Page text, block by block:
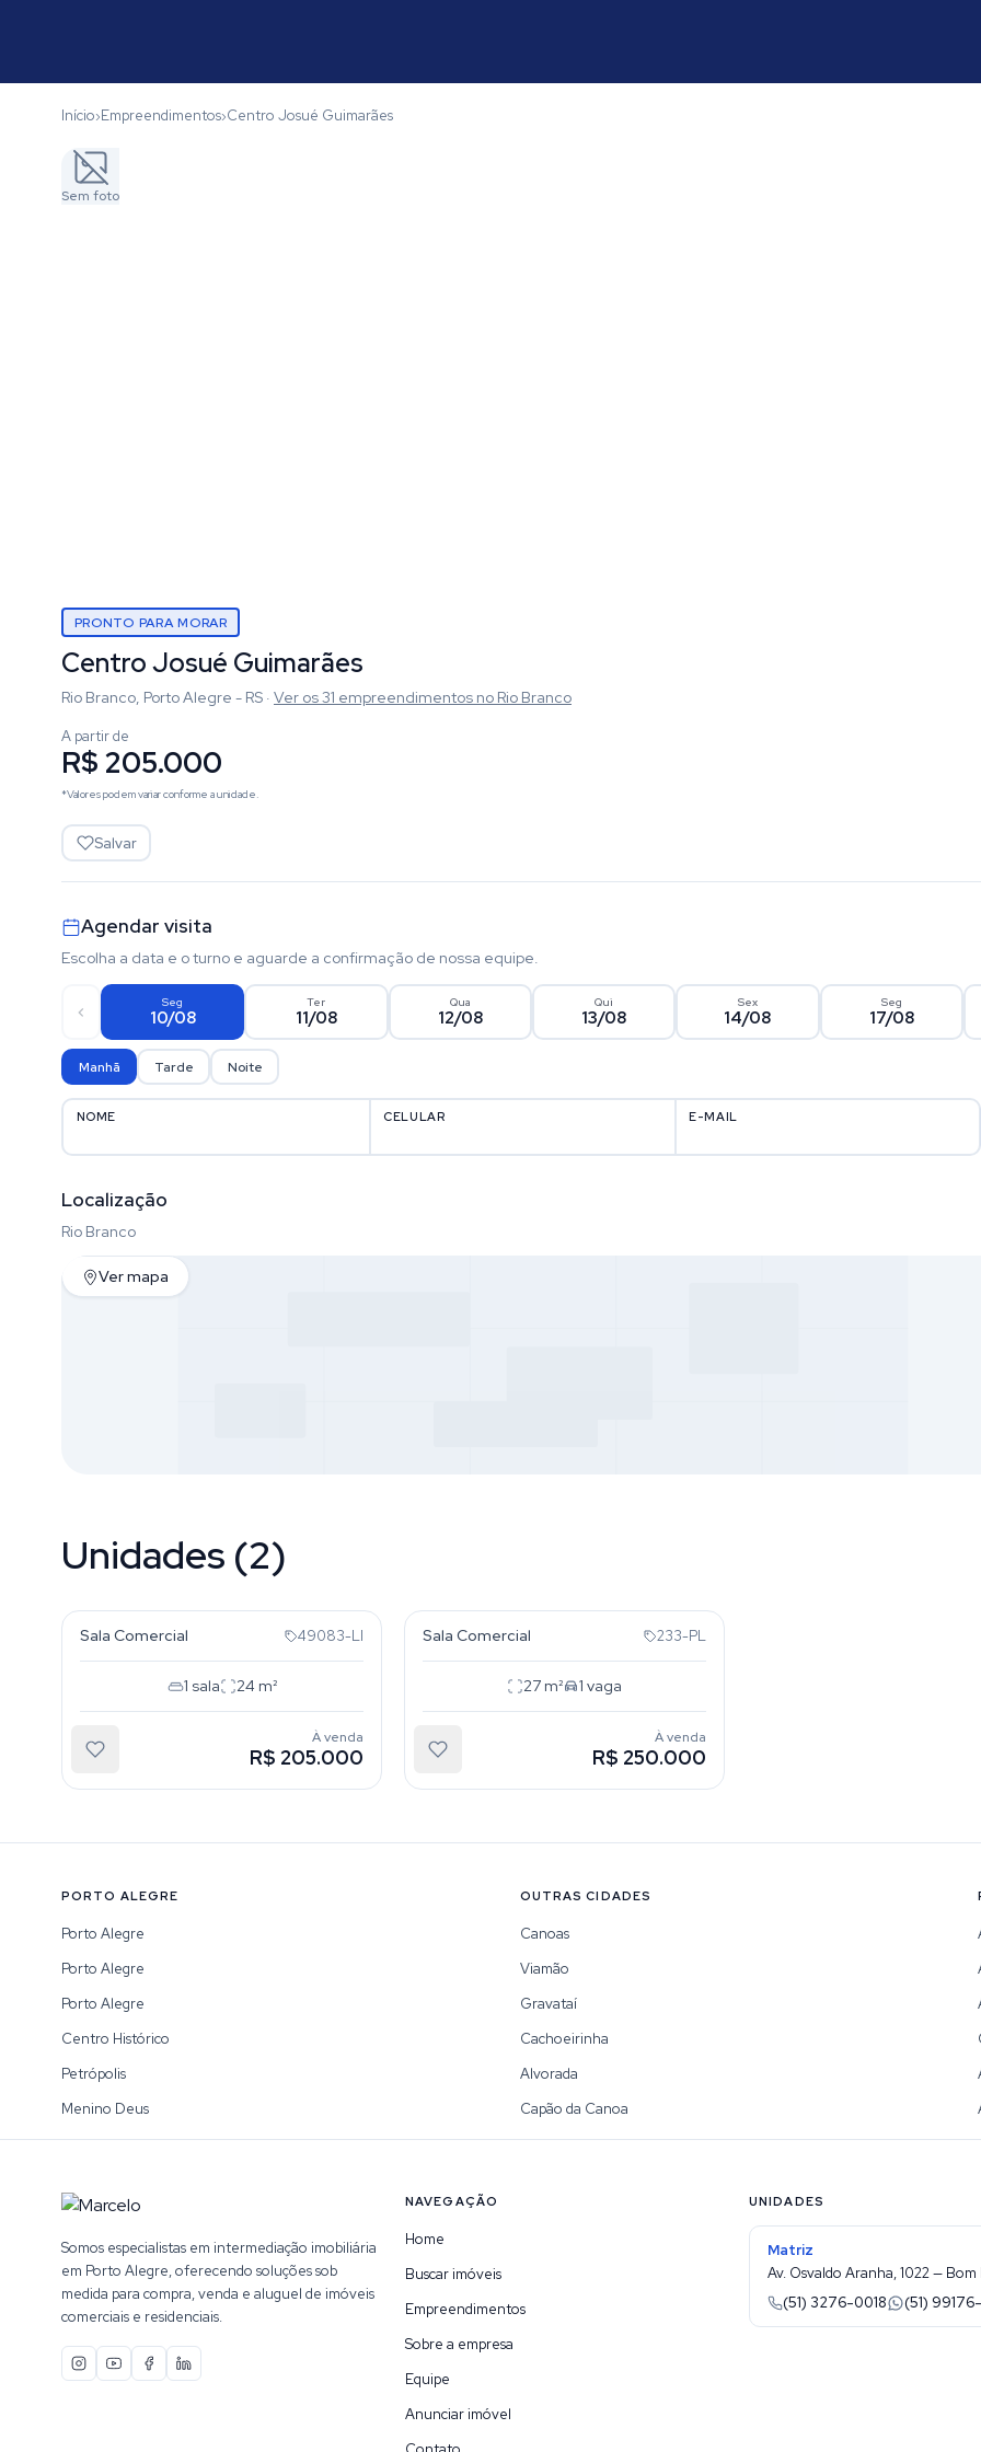
Início›Empreendimentos›Centro Josué Guimarães
Sem foto
PRONTO PARA MORAR
Centro Josué Guimarães
Rio Branco, Porto Alegre - RS · Ver os31 empreendimentos no Rio Branco
A partir de
R$ 205.000
*Valores podem variar conforme a unidade.
Salvar
Agendar visita
Escolha a data e o turno e aguarde a confirmação de nossa equipe.
Seg
10/08
Ter
11/08
Qua
12/08
Qui
13/08
Sex
14/08
Seg
17/08
Manhã Tarde Noite
NOME CELULAR E-MAIL
Localização
Rio Branco
Ver mapa
Unidades (2)
Sala Comercial 49083-LI
1 sala 24 m²
À venda
R$ 205.000
Sala Comercial 233-PL
27 m² 1 vaga
À venda
R$ 250.000
PORTO ALEGRE
Porto Alegre
Porto Alegre
Porto Alegre
Centro Histórico
Petrópolis
Menino Deus
OUTRAS CIDADES
Canoas
Viamão
Gravataí
Cachoeirinha
Alvorada
Capão da Canoa
Somos especialistas em intermediação imobiliária
em Porto Alegre, oferecendo soluções sob
medida para compra, venda e aluguel de imóveis
comerciais e residenciais.
NAVEGAÇÃO
Home
Buscar imóveis
Empreendimentos
Sobre a empresa
Equipe
Anunciar imóvel
UNIDADES
Matriz
Av. Osvaldo Aranha, 1022 —
(51) 3276-0018
(51)